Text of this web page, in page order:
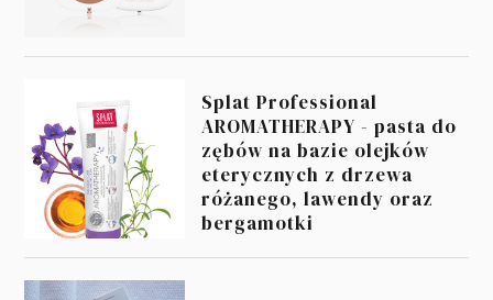
Splat Professional
AROMATHERAPY - pasta do
zębów na bazie olejków
eterycznych z drzewa
różanego, lawendy oraz
bergamotki